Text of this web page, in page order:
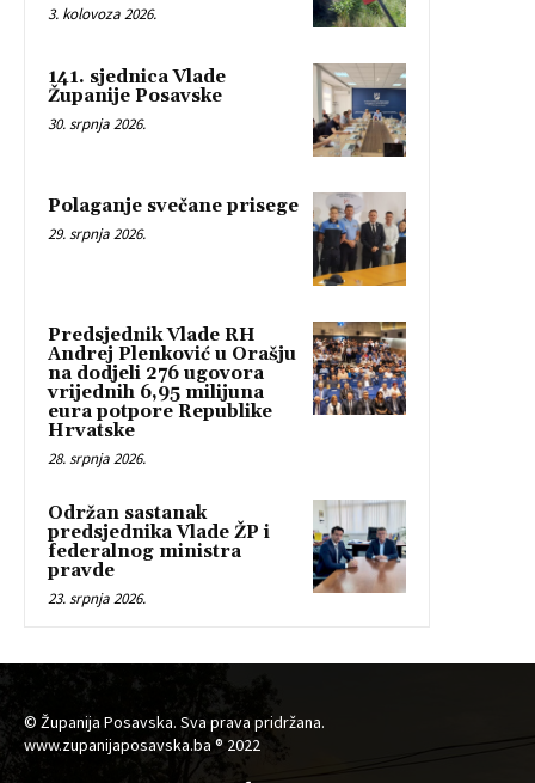
3. kolovoza 2026.
141. sjednica Vlade
Županije Posavske
30. srpnja 2026.
Polaganje svečane prisege
29. srpnja 2026.
Predsjednik Vlade RH
Andrej Plenković u Orašju
na dodjeli 276 ugovora
vrijednih 6,95 milijuna
eura potpore Republike
Hrvatske
28. srpnja 2026.
Održan sastanak
predsjednika Vlade ŽP i
federalnog ministra
pravde
23. srpnja 2026.
© Županija Posavska. Sva prava pridržana.
www.zupanijaposavska.ba ® 2022